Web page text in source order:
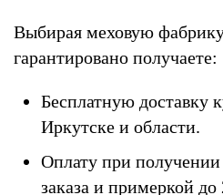
Выбирая меховую
гарантировано получаете:
Бесплатную доставку
Иркутске и области.
Оплату при
заказа и примеркой